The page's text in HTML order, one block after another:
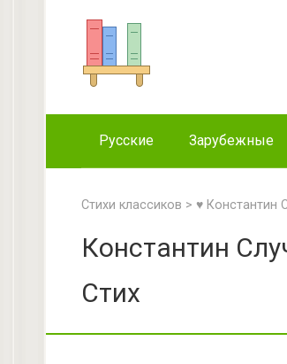
Русские Зарубежные
Стихи классиков > ♥ Константин
Константин
Стих